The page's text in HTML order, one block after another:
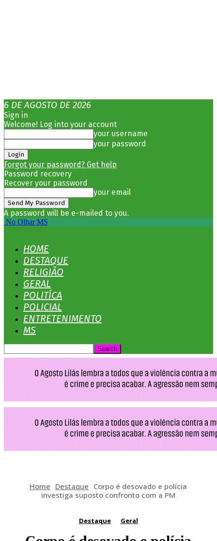
6 DE AGOSTO DE 2026
Sign in
Welcome! Log into your account
your username
your password
Forgot your password? Get help
Password recovery
Recover your password
your email
A password will be e-mailed to you.
No Olhar MS
HOME
DESTAQUE
RELIGIÃO
GERAL
POLITÍCA
POLICIAL
ENTRETENIMENTO
MS
Home Destaque Corpo é desovado e polícia
investiga suposto confronto com a PM
Destaque Geral